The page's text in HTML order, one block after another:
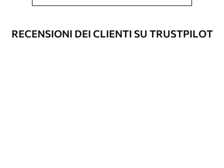
desiderato e tagliata in strisce identiche
Opzioni
È possibile aggiungere un rivestimento
RECENSIONI DEI CLIENTI SU TRUSTPILOT